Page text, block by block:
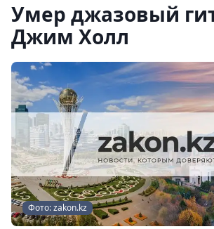
Умер джазовый
Джим Холл
Фото: zakon.kz